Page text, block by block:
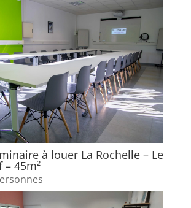
à louer La Rochelle – Le
– 45m²